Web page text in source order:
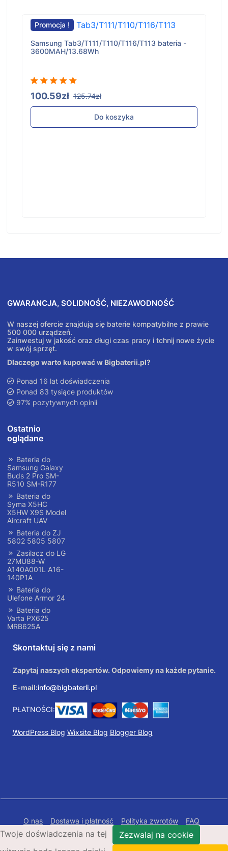
Promocja !
Samsung Tab3/T111/T110/T116/T113 bateria -
3600MAH/13.68Wh
100.59zł 125.74zł
Do koszyka
GWARANCJA, SOLIDNOŚĆ, NIEZAWODNOŚĆ
W naszej ofercie znajdują się baterie kompatybilne z prawie
500 000 urządzeń.
Zainwestuj w jakość oraz długi czas pracy i tchnij nowe życie
w swój sprzęt.
Dlaczego warto kupować w Bigbaterii.pl?
Ponad 16 lat doświadczenia
Ponad 83 tysiące produktów
97% pozytywnych opinii
Ostatnio
oglądane
Bateria do
Samsung Galaxy
Buds 2 Pro SM-
R510 SM-R177
Bateria do
Syma X5HC
X5HW X9S Model
Aircraft UAV
Bateria do ZJ
5802 5805 5807
Zasilacz do LG
27MU88-W
A140A001L A16-
140P1A
Bateria do
Ulefone Armor 24
Bateria do
Varta PX625
MRB625A
Skontaktuj się z nami
Zapytaj naszych ekspertów. Odpowiemy na każde pytanie.
E-mail:info@bigbaterii.pl
PŁATNOŚCI:
WordPress Blog Wixsite Blog Blogger Blog
O nas Dostawa i płatność Polityka zwrotów
FAQ
Polityka prywatności
Mapa Strony
Twoje doświadczenia na tej
Zezwalaj na cookie